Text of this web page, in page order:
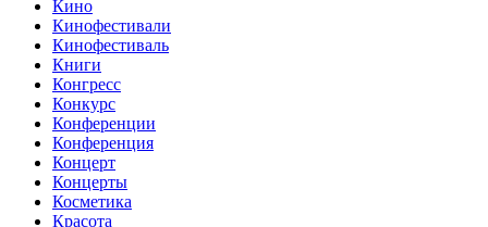
Кино
Кинофестивали
Кинофестиваль
Книги
Конгресс
Конкурс
Конференции
Конференция
Концерт
Концерты
Косметика
Красота